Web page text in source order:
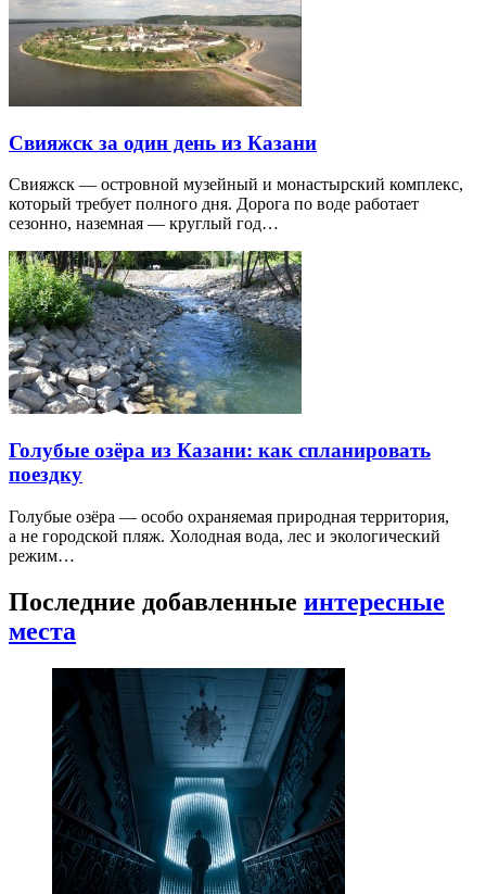
Свияжск за один день из Казани
Свияжск — островной музейный и монастырский комплекс,
который требует полного дня. Дорога по воде работает
сезонно, наземная — круглый год…
Голубые озёра из Казани: как спланировать
поездку
Голубые озёра — особо охраняемая природная территория,
а не городской пляж. Холодная вода, лес и экологический
режим…
Последние добавленные интересные
места